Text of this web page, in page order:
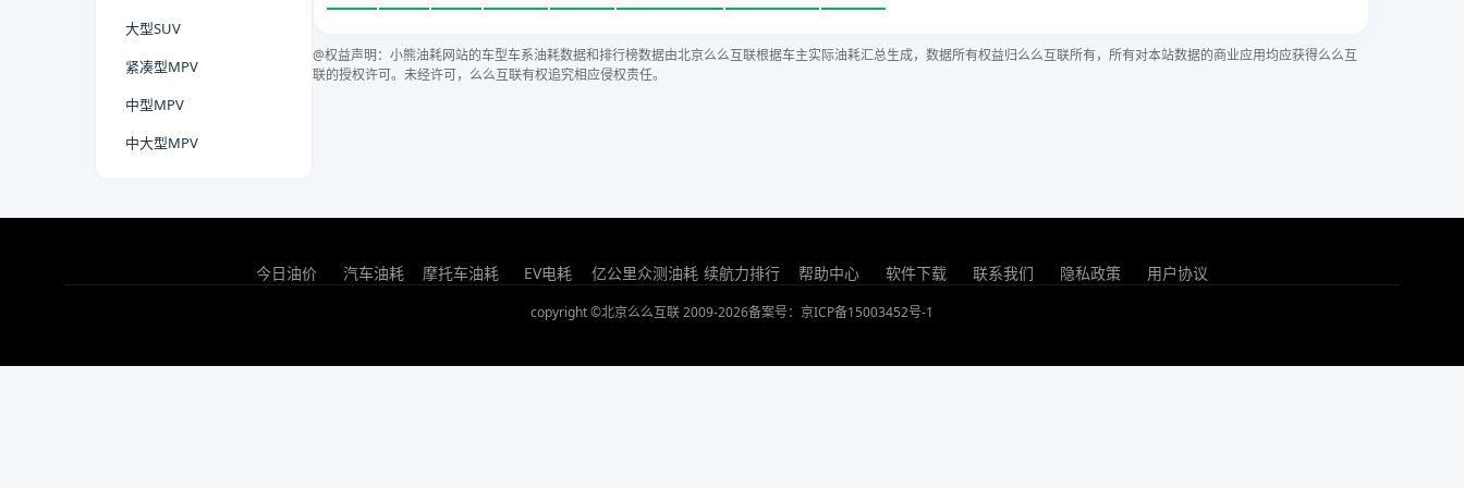
大型SUV
紧凑型MPV
中型MPV
中大型MPV
@权益声明：小熊油耗网站的车型车系油耗数据和排行榜数据由北京么么互联根据车主实际油耗汇总生成，数据所有权益归么么互联所有，所有对本站数据的商业应用均应获得么么互
联的授权许可。未经许可，么么互联有权追究相应侵权责任。
今日油价 汽车油耗 摩托车油耗 EV电耗 亿公里众测油耗 续航力排行 帮助中心 软件下载 联系我们 隐私政策 用户协议
copyright ©北京么么互联 2009-2026备案号：京ICP备15003452号-1